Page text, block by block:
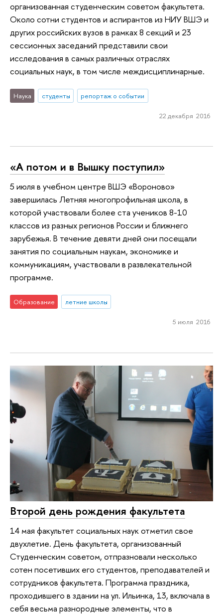
организованная студенческим советом факультета.
Около сотни студентов и аспирантов из НИУ ВШЭ и
других российских вузов в рамках 8 секций и 23
сессионных заседаний представили свои
исследования в самых различных отраслях
социальных наук, в том числе междисциплинарные.
Наука студенты репортаж о событии
22 декабря 2016
«А потом и в Вышку поступил»
5 июля в учебном центре ВШЭ «Вороново»
завершилась Летняя многопрофильная школа, в
которой участвовали более ста учеников 8-10
классов из разных регионов России и ближнего
зарубежья. В течение девяти дней они посещали
занятия по социальным наукам, экономике и
коммуникациям, участвовали в развлекательной
программе.
Образование летние школы
5 июля 2016
Второй день рождения факультета
14 мая факультет социальных наук отметил свое
двухлетие. День факультета, организованный
Студенческим советом, отпразновали несколько
сотен посетивших его студентов, преподавателей и
сотрудников факультета. Программа праздника,
проходившего в здании на ул. Ильинка, 13, включала в
себя весьма разнородные элементы, что в